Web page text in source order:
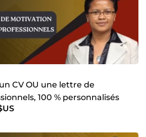
CV OU une lettre de
100 % personnalisés